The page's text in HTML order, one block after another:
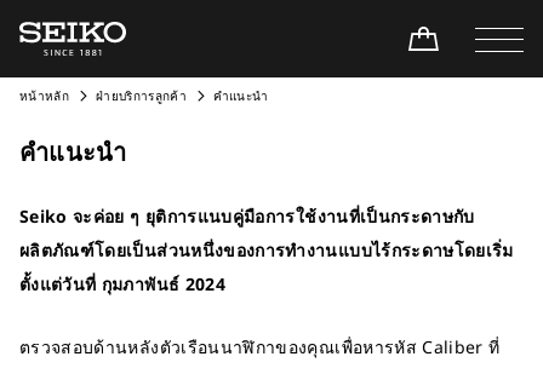
หน้าหลัก ฝ่ายบริการลูกค้า คำแนะนำ
คำแนะนำ
Seiko จะค่อย ๆ ยุติการแนบคู่มือการใช้งานที่เป็นกระดาษกับ
ผลิตภัณฑ์โดยเป็นส่วนหนึ่งของการทำงานแบบไร้กระดาษโดยเริ่ม
ตั้งแต่วันที่ กุมภาพันธ์ 2024
ตรวจสอบด้านหลังตัวเรือนนาฬิกาของคุณเพื่อหารหัส Caliber ที่